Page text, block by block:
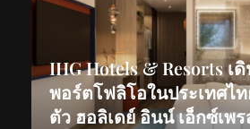
IHG Hotels & Resorts เ
พอร์ตโฟลิโอในประเทศไ
ตัว ฮอลิเดย์ อินน์ เอ็กซ์เพ